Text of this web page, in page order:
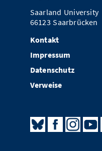
Saarland University
66123 Saarbrücken
Kontakt
Impressum
Datenschutz
Verweise